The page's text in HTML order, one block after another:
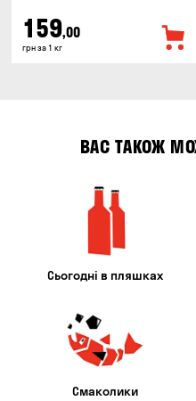
159,00
грн за 1 кг
ВАС ТАКОЖ
Сьогодні в пляшках
Смаколики